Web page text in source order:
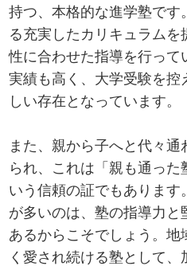
持つ、本格的な進学塾です
る充実したカリキュラム
性に合わせた指導を行って
実績も高く、大学受験を控
しい存在となっています。
また、親から子へと代々
られ、これは「親も通った
いう信頼の証でもあります
が多いのは、塾の指導力
あるからこそでしょう。
く愛され続ける塾として、